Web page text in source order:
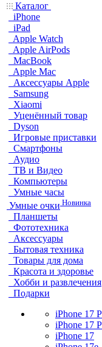
Каталог
iPhone
iPad
Apple Watch
Apple AirPods
MacBook
Apple Mac
Аксессуары Apple
Samsung
Xiaomi
Уценённый товар
Dyson
Игровые приставки
Смартфоны
Аудио
ТВ и Видео
Компьютеры
Умные часы
Умные очки Новинка
Планшеты
Фототехника
Аксессуары
Бытовая техника
Товары для дома
Красота и здоровье
Хобби и развлечения
Подарки
iPhone 17
iPhone 17
iPhone 17